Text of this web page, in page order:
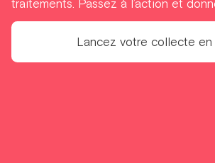
traitements. Passez à l’action et
Lancez votre collecte en